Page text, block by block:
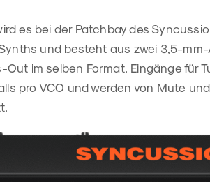
es bei der Patchbay des
und besteht aus zwei 3,5-
Out im selben Format. Eingänge für
pro VCO und werden von Mute